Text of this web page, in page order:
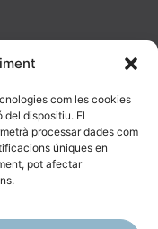
com les cookies
del dispositiu. El
processar dades com
úniques en
pot afectar